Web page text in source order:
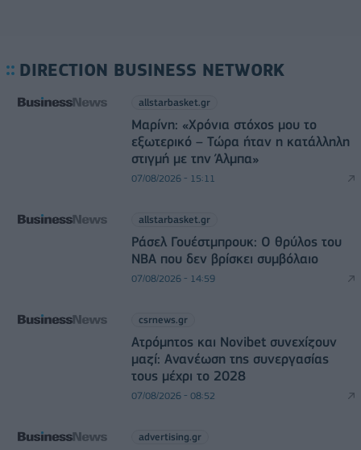
DIRECTION BUSINESS NETWORK
allstarbasket.gr
Μαρίνη: «Χρόνια στόχος μου το
εξωτερικό – Τώρα ήταν η κατάλληλη
στιγμή με την Άλμπα»
07/08/2026 - 15:11
allstarbasket.gr
Ράσελ Γουέστμπρουκ: Ο θρύλος του
NBA που δεν βρίσκει συμβόλαιο
07/08/2026 - 14:59
csrnews.gr
Ατρόμητος και Novibet συνεχίζουν
μαζί: Ανανέωση της συνεργασίας
τους μέχρι το 2028
07/08/2026 - 08:52
advertising.gr